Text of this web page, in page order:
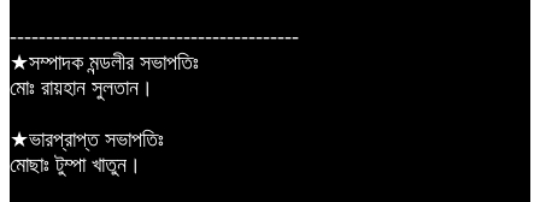
----------------------------------------
★সম্পাদক মন্ডলীর সভাপতিঃ
মোঃ রায়হান সুলতান।
★ভারপ্রাপ্ত সভাপতিঃ
মোছাঃ টুম্পা খাতুন।